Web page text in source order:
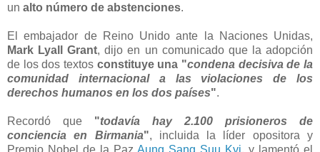
un alto número de abstenciones.
El embajador de Reino Unido ante la Naciones Unidas,
Mark Lyall Grant, dijo en un comunicado que la adopción
de los dos textos constituye una "condena decisiva de la
comunidad internacional a las violaciones de los
derechos humanos en los dos países".
Recordó que "todavía hay 2.100 prisioneros de
conciencia en Birmania", incluida la líder opositora y
Premio Nobel de la Paz Aung Sang Suu Kyi, y lamentó el